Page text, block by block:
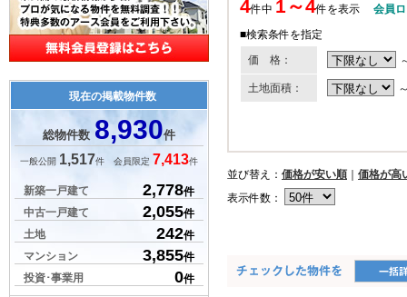
4件中 1～4件を表示
会員
■検索条件を指定
価 格：
土地面積：
並び替え： 価格が安い順
価格が高
表示件数：
現在の掲載物件数
総物件数 8,930件
一般公開 1,517件 会員限定 7,413件
新築一戸建て 2,778件
中古一戸建て
2,055件
土地
242件
マンション
3,855件
投資･事業用
0件